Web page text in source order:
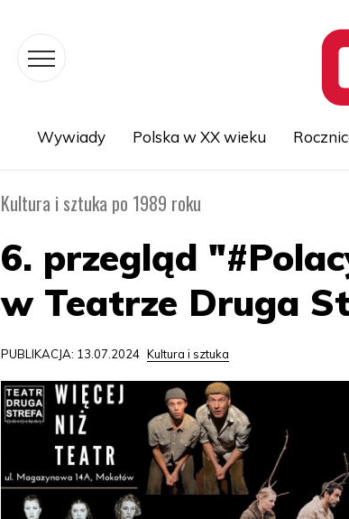
Wywiady Polska w XX wieku
Kultura i sztuka po 1989 roku
6. przegląd
w Teatrze Druga
PUBLIKACJA: 13.07.2024 Kultura i sztuka